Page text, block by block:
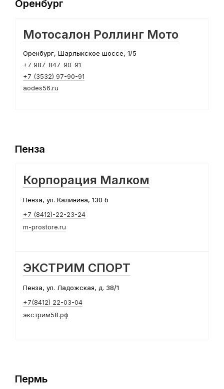
Оренбург
Мотосалон Роллинг Мото
Оренбург, Шарлыкское шоссе, 1/5
+7 987-847-90-91
+7 (3532) 97-90-91
aodes56.ru
Пенза
Корпорация Малком
Пенза, ул. Калинина, 130 б
+7 (8412)-22-23-24
m-prostore.ru
ЭКСТРИМ СПОРТ
Пенза, ул. Ладожская, д. 38/1
+7(8412) 22-03-04
экстрим58.рф
Пермь